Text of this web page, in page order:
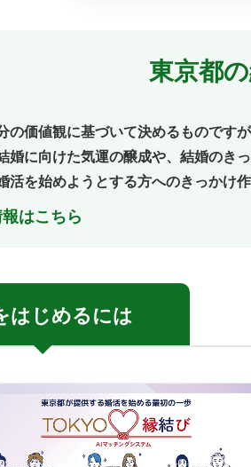
東京都
の価値観に基づいて決めるものです
婚に向けた気運の醸成や、結婚のき
活を始めようとする方へのきっかけ
はこちら
はじめるには